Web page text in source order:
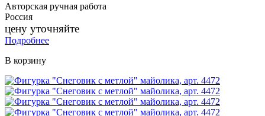
Авторская ручная работа
Россия
цену уточняйте
Подробнее
В корзину